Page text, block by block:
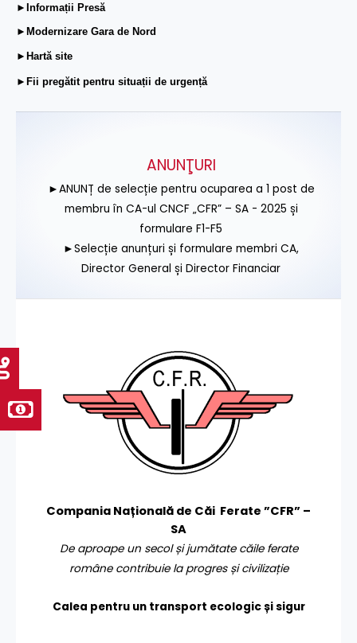
►Informații Presă
►Modernizare Gara de Nord
►Hartă site
►Fii pregătit pentru situații de urgență
ANUNŢURI
►ANUNȚ de selecție pentru ocuparea a 1 post de
membru în CA-ul CNCF „CFR” – SA - 2025 și
formulare F1-F5
►Selecție anunțuri și formulare membri CA,
Director General și Director Financiar
Compania Națională de Căi Ferate ”CFR” –
SA
De aproape un secol și jumătate căile ferate
române contribuie la progres și civilizație
Calea pentru un transport ecologic și sigur